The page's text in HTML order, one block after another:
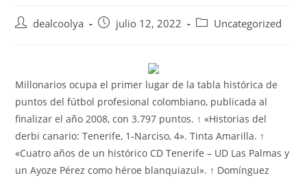
Autordealcoolya
Publicación
julio 12, 2022
Categoría
Uncategorized
Millonarios ocupa el primer lugar de la tabla histórica de
puntos del fútbol profesional colombiano, publicada al
finalizar el año 2008, con 3.797 puntos. ↑ «Historias del
derbi canario: Tenerife, 1-Narciso, 4». Tinta Amarilla. ↑
«Cuatro años de un histórico CD Tenerife – UD Las Palmas y
un Ayoze Pérez como héroe blanquiazul». ↑ Domínguez